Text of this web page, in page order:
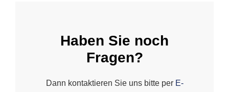
Haben Sie noch
Fragen?
Dann kontaktieren Sie uns bitte per E-